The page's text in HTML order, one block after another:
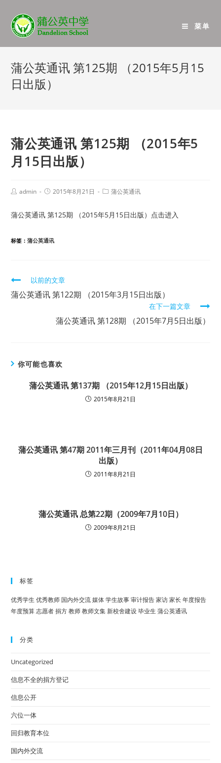
菜单
蒲公英通讯 第125期 （2015年5月15
日出版）
蒲公英通讯 第125期 （2015年5
月15日出版）
admin 2015年8月21日 蒲公英通讯
蒲公英通讯 第125期 （2015年5月15日出版）点击进入
标签：蒲公英通讯
继
续
以前的文章
蒲公英通讯 第122期 （2015年3月15日出版）
在下一篇文章
蒲公英通讯 第128期 （2015年7月5日出版）
你可能也喜欢
蒲公英通讯 第137期 （2015年12月15日出版）
2015年8月21日
蒲公英通讯 第47期 2011年三月刊（2011年04月08日
出版）
2011年8月21日
蒲公英通讯 总第22期（2009年7月10日）
2009年8月21日
标签
优秀学生 优秀教师 国内外交流 媒体 学生故事 审计报告 家访 家长 年度报告
年度预算 志愿者 捐方 教师 教师文集 新校舍建设 毕业生 蒲公英通讯
分类
Uncategorized
信息不全的捐方登记
信息公开
六位一体
回归教育本位
国内外交流